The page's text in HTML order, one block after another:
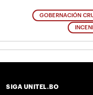
GOBERNACIÓN
SIGA UNITEL.BO